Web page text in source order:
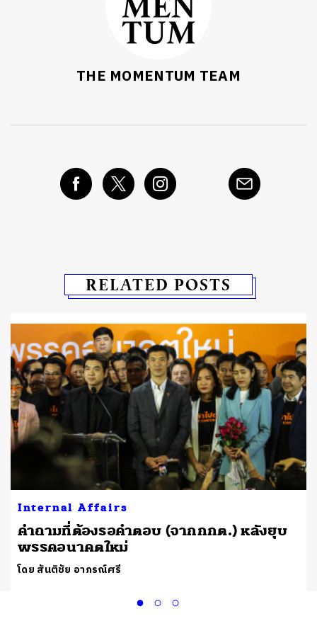
THE MOMENTUM TEAM
RELATED POSTS
Internal Affairs
คำถามที่ต้องรอคำตอบ (จากกกต.) หลังยุบ
พรรคอนาคตใหม่
โดย สันติชัย อาภรณ์ศรี